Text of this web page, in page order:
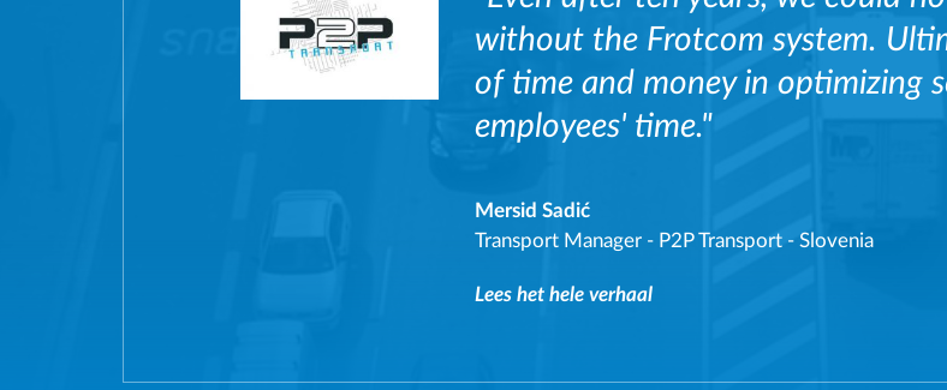
without the Frotcom system.
of time and money in optimizing
employees' time."
Mersid Sadić
Transport Manager - P2P Transport - Slovenia
Lees het hele verhaal